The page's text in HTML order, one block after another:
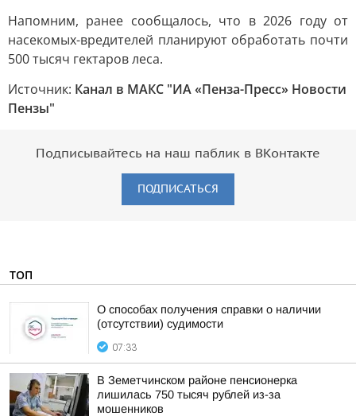
Напомним, ранее сообщалось, что в 2026 году от
насекомых-вредителей планируют обработать почти
500 тысяч гектаров леса.
Источник: Канал в МАКС "ИА «Пенза-Пресс» Новости
Пензы"
Подписывайтесь на наш паблик в ВКонтакте
ПОДПИСАТЬСЯ
ТОП
О способах получения справки о наличии
(отсутствии) судимости
07:33
В Земетчинском районе пенсионерка
лишилась 750 тысяч рублей из-за
мошенников